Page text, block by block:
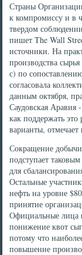
Страны
к компромиссу и в
твердом
пишет The Wall
источники. На
производства
с) по
согласовала
данным октября,
Саудовская
как поддержать
варианты, отмечает
Сокращение
подступает
для
Остальные
нефть на уровне
принятие
Официальные лица
понижение квот
потому что
повышение